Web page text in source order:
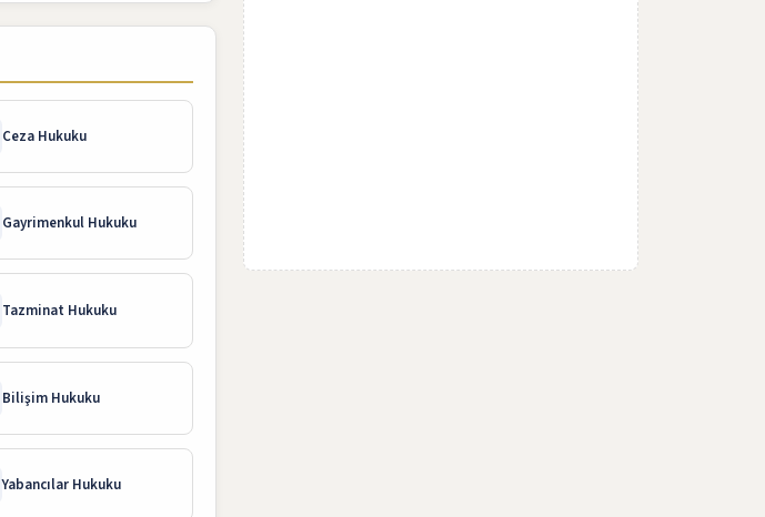
Ceza Hukuku
Gayrimenkul Hukuku
Tazminat Hukuku
Bilişim Hukuku
Yabancılar Hukuku